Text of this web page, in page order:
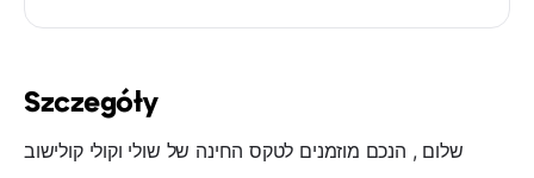
Szczegóły
שלום , הנכם מוזמנים לטקס החינה של שולי וקולי קולישוב